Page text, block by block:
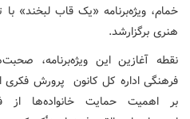
خمام، ویژه‌برنامه «یک قاب لبخند» با
هنری برگزارشد.
نقطه آغازین این ویژه‌برنامه،
فرهنگی اداره کل کانون پرورش فکری
بر اهمیت حمایت خانواده‌ها از